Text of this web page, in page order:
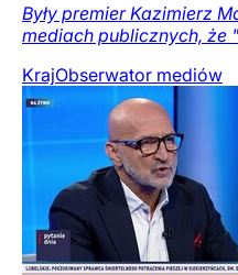
Były premier Kazimierz
mediach publicznych, że
KrajObserwator mediów